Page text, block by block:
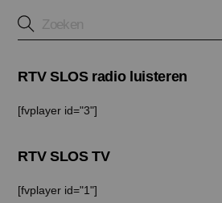
RTV SLOS radio luisteren
[fvplayer id="3"]
RTV SLOS TV
[fvplayer id="1"]